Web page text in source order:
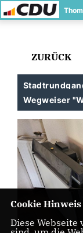
ZURÜCK
Wegweiser
Cookie Hinweis
Diese Webseite